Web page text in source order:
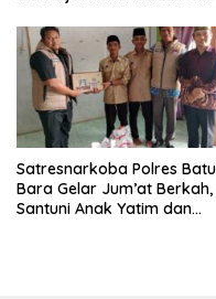
Satgas TMMD Ke-129
0208/Asahan
Satresnarkoba Polres Batu
Bara Gelar Jum’at Berkah,
Santuni Anak Yatim dan